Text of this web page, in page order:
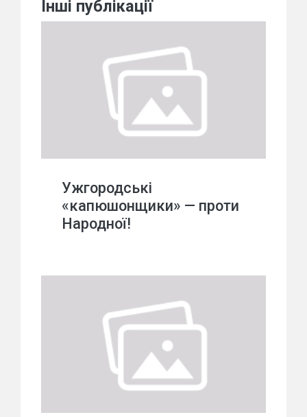
Інші публікації
Ужгородські
«капюшонщики» — проти
Народної!